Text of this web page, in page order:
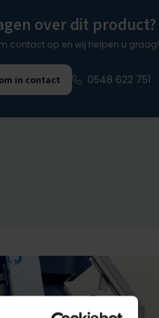
over dit product?
contact op en wij helpen u graag!
in contact 0548 622 751